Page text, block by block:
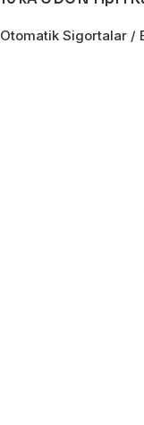
Otomatik Sigortalar /